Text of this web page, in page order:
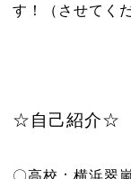
す！（させてく
☆自己紹介☆
〇高校：横浜翠